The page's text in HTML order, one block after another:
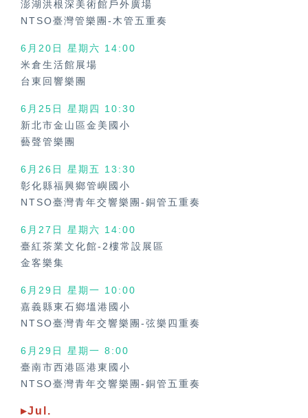
澎湖洪根深美術館戶外廣場
NTSO臺灣管樂團-木管五重奏
6月20日 星期六 14:00
米倉生活館展場
台東回響樂團
6月25日 星期四
10:30
新北市金山區金美國小
藝聲管樂團
6月26日 星期五
13:30
彰化縣福興鄉管嶼國小
NTSO臺灣青年交響樂團-銅管五重奏
6月27日 星期六 14:00
臺紅茶業文化館-2樓常設展區
金客樂集
6月29日 星期一 10:00
嘉義縣東石鄉塭港國小
NTSO臺灣青年交響樂團-弦樂四重奏
6月29日 星期一 8:00
臺南市西港區港東國小
NTSO臺灣青年交響樂團-銅管五重奏
▸Jul.